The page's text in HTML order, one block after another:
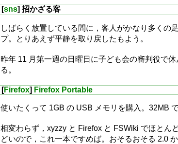
[sns] 招かざる客
しばらく放置している間に，客人がかなり多くの
プ。とりあえず平静を取り戻したもよう。
昨年 11 月第一週の日曜日に子ども会の審判役で
る。
[Firefox] Firefox Portable
使いたくって 1GB の USB メモリを購入。32MB
相変わらず，xyzzy と Firefox と FSWiki でほとん
どいので，これ一本ですめば。おそるおそる 2.0